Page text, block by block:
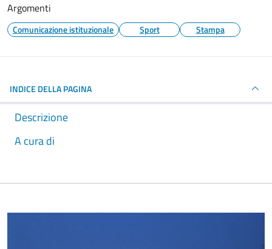
Argomenti
Comunicazione istituzionale Sport Stampa
INDICE DELLA PAGINA
Descrizione
A cura di